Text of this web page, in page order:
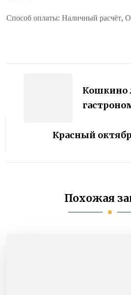
Способ оплаты: Наличный расчёт,
Кошкино
Красный
Похожая